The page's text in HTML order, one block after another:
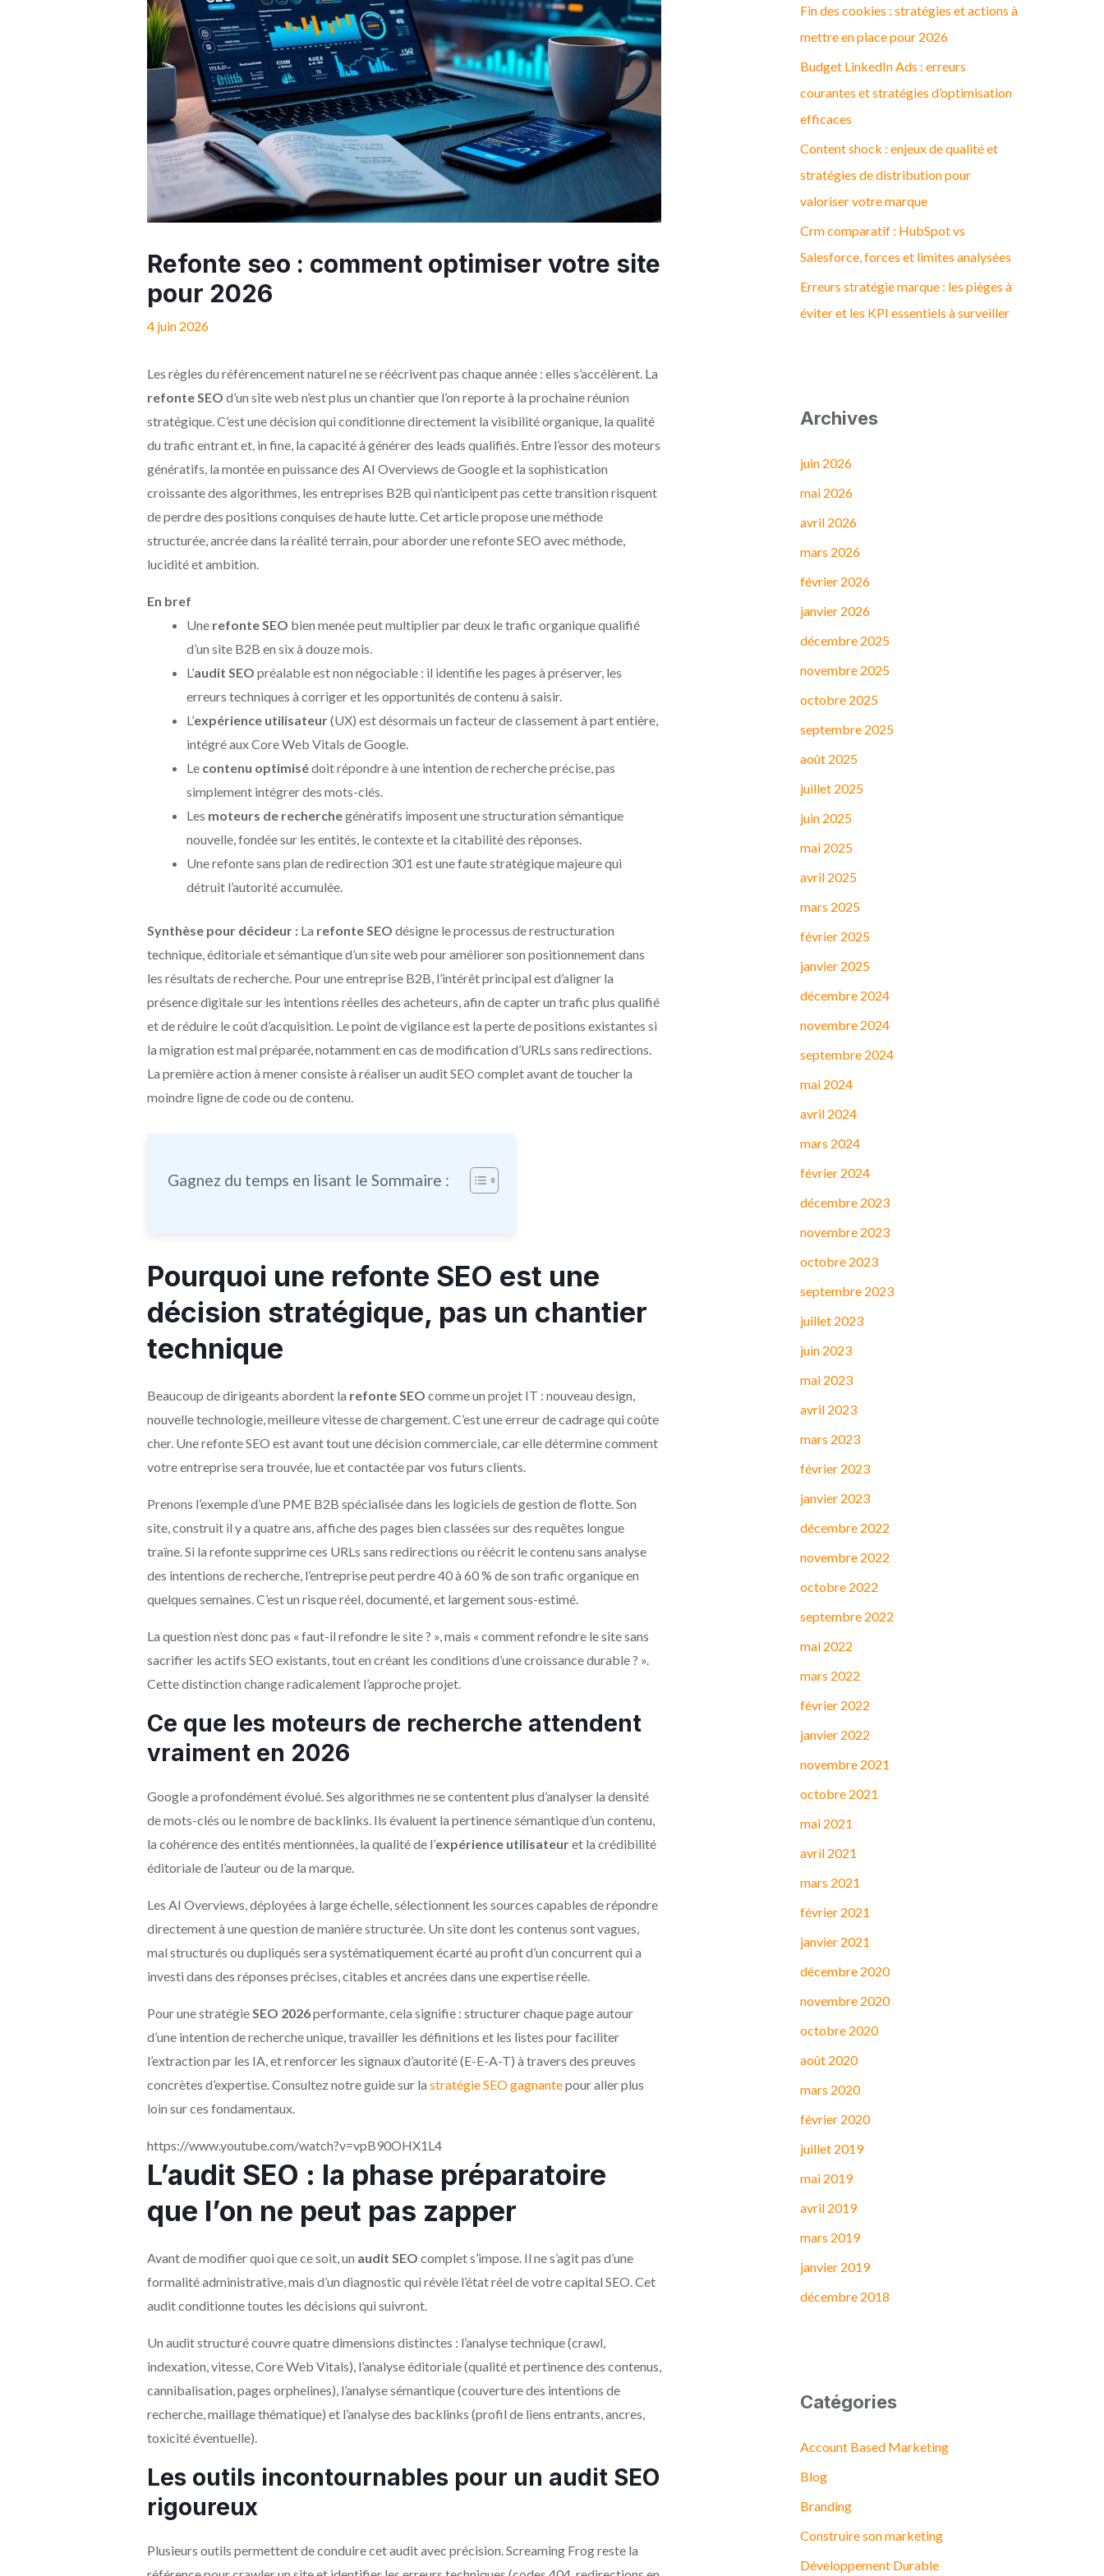
Refonte seo : comment optimiser votre site
pour 2026
4 juin 2026
Les règles du référencement naturel ne se réécrivent pas chaque année : elles s’accélèrent. La
refonte SEO d’un site web n’est plus un chantier que l’on reporte à la prochaine réunion
stratégique. C’est une décision qui conditionne directement la visibilité organique, la qualité
du trafic entrant et, in fine, la capacité à générer des leads qualifiés. Entre l’essor des moteurs
génératifs, la montée en puissance des AI Overviews de Google et la sophistication
croissante des algorithmes, les entreprises B2B qui n’anticipent pas cette transition risquent
de perdre des positions conquises de haute lutte. Cet article propose une méthode
structurée, ancrée dans la réalité terrain, pour aborder une refonte SEO avec méthode,
lucidité et ambition.
En bref
Une refonte SEO bien menée peut multiplier par deux le trafic organique qualifié
d’un site B2B en six à douze mois.
L’audit SEO préalable est non négociable : il identifie les pages à préserver, les
erreurs techniques à corriger et les opportunités de contenu à saisir.
L’expérience utilisateur(UX) est désormais un facteur de classement à part entière,
intégré aux Core Web Vitals de Google.
Le contenu optimisédoit répondre à une intention de recherche précise, pas
simplement intégrer des mots-clés.
Les moteurs de recherchegénératifs imposent une structuration sémantique
nouvelle, fondée sur les entités, le contexte et la citabilité des réponses.
Une refonte sans plan de redirection 301 est une faute stratégique majeure qui
détruit l’autorité accumulée.
Synthèse pour décideur :La refonte SEO désigne le processus de restructuration
technique, éditoriale et sémantique d’un site web pour améliorer son positionnement dans
les résultats de recherche. Pour une entreprise B2B, l’intérêt principal est d’aligner la
présence digitale sur les intentions réelles des acheteurs, afin de capter un trafic plus qualifié
et de réduire le coût d’acquisition. Le point de vigilance est la perte de positions existantes si
la migration est mal préparée, notamment en cas de modification d’URLs sans redirections.
La première action à mener consiste à réaliser un audit SEO complet avant de toucher la
moindre ligne de code ou de contenu.
Gagnez du temps en lisant le Sommaire :
Pourquoi une refonte SEO est une
décision stratégique, pas un chantier
technique
Beaucoup de dirigeants abordent la refonte SEO comme un projet IT : nouveau design,
nouvelle technologie, meilleure vitesse de chargement. C’est une erreur de cadrage qui coûte
cher. Une refonte SEO est avant tout une décision commerciale, car elle détermine comment
votre entreprise sera trouvée, lue et contactée par vos futurs clients.
Prenons l’exemple d’une PME B2B spécialisée dans les logiciels de gestion de flotte. Son
site, construit il y a quatre ans, affiche des pages bien classées sur des requêtes longue
traîne. Si la refonte supprime ces URLs sans redirections ou réécrit le contenu sans analyse
des intentions de recherche, l’entreprise peut perdre 40 à 60 % de son trafic organique en
quelques semaines. C’est un risque réel, documenté, et largement sous-estimé.
La question n’est donc pas « faut-il refondre le site ? », mais « comment refondre le site sans
sacrifier les actifs SEO existants, tout en créant les conditions d’une croissance durable ? ».
Cette distinction change radicalement l’approche projet.
Ce que les moteurs de recherche attendent
vraiment en 2026
Google a profondément évolué. Ses algorithmes ne se contentent plus d’analyser la densité
de mots-clés ou le nombre de backlinks. Ils évaluent la pertinence sémantique d’un contenu,
la cohérence des entités mentionnées, la qualité de l’expérience utilisateuret la crédibilité
éditoriale de l’auteur ou de la marque.
Les AI Overviews, déployées à large échelle, sélectionnent les sources capables de répondre
directement à une question de manière structurée. Un site dont les contenus sont vagues,
mal structurés ou dupliqués sera systématiquement écarté au profit d’un concurrent qui a
investi dans des réponses précises, citables et ancrées dans une expertise réelle.
Pour une stratégieSEO 2026performante, cela signifie : structurer chaque page autour
d’une intention de recherche unique, travailler les définitions et les listes pour faciliter
l’extraction par les IA, et renforcer les signaux d’autorité (E-E-A-T) à travers des preuves
concrètes d’expertise. Consultez notre guide sur la stratégie SEO gagnantepour aller plus
loin sur ces fondamentaux.
https://www.youtube.com/watch?v=vpB90OHX1L4
L’audit SEO : la phase préparatoire
que l’on ne peut pas zapper
Avant de modifier quoi que ce soit, un audit SEO complet s’impose. Il ne s’agit pas d’une
formalité administrative, mais d’un diagnostic qui révèle l’état réel de votre capital SEO. Cet
audit conditionne toutes les décisions qui suivront.
Un audit structuré couvre quatre dimensions distinctes : l’analyse technique (crawl,
indexation, vitesse, Core Web Vitals), l’analyse éditoriale (qualité et pertinence des contenus,
cannibalisation, pages orphelines), l’analyse sémantique (couverture des intentions de
recherche, maillage thématique) et l’analyse des backlinks (profil de liens entrants, ancres,
toxicité éventuelle).
Les outils incontournables pour un audit SEO
rigoureux
Plusieurs outils permettent de conduire cet audit avec précision. Screaming Frog reste la
c
h
e
r
:
Fin des cookies : stratégies et actions à
mettre en place pour 2026
Budget LinkedIn Ads : erreurs
courantes et stratégies d’optimisation
efficaces
Content shock : enjeux de qualité et
stratégies de distribution pour
valoriser votre marque
Crm comparatif : HubSpot vs
Salesforce, forces et limites analysées
Erreurs stratégie marque : les pièges à
éviter et les KPI essentiels à surveiller
Archives
juin 2026
mai 2026
avril 2026
mars 2026
février 2026
janvier 2026
décembre 2025
novembre 2025
octobre 2025
septembre 2025
août 2025
juillet 2025
juin 2025
mai 2025
avril 2025
mars 2025
février 2025
janvier 2025
décembre 2024
novembre 2024
septembre 2024
mai 2024
avril 2024
mars 2024
février 2024
décembre 2023
novembre 2023
octobre 2023
septembre 2023
juillet 2023
juin 2023
mai 2023
avril 2023
mars 2023
février 2023
janvier 2023
décembre 2022
novembre 2022
octobre 2022
septembre 2022
mai 2022
mars 2022
février 2022
janvier 2022
novembre 2021
octobre 2021
mai 2021
avril 2021
mars 2021
février 2021
janvier 2021
décembre 2020
novembre 2020
octobre 2020
août 2020
mars 2020
février 2020
juillet 2019
mai 2019
avril 2019
mars 2019
janvier 2019
décembre 2018
Catégories
Account Based Marketing
Blog
Branding
Construire son marketing
Développement Durable